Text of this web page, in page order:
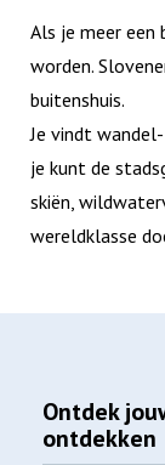
Als je meer
worden.
buitenshuis.
Je vindt
je kunt de
skiën,
wereldklasse
Ontdek
ontdekken